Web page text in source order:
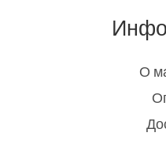
О